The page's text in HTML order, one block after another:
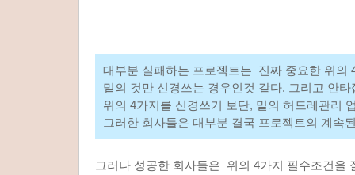
대부분 실패하는 프로젝트는 진짜 중요한 위의
밑의 것만 신경쓰는 경우인것 같다. 그리고 안
위의 4가지를 신경쓰기 보단, 밑의 허드레관리
그러한 회사들은 대부분 결국 프로젝트의 계속
그러나 성공한 회사들은 위의 4가지 필수조건을